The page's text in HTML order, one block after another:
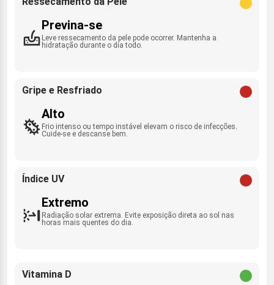
Previna-se
Leve ressecamento da pele pode ocorrer. Mantenha a
hidratação durante o dia todo.
Gripe e Resfriado
Alto
Frio intenso ou tempo instável elevam o risco de infecções.
Cuide-se e descanse bem.
Índice UV
Extremo
Radiação solar extrema. Evite exposição direta ao sol nas
horas mais quentes do dia.
Vitamina D